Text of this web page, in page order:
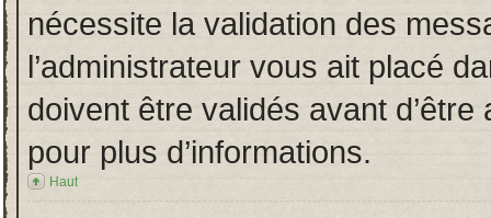
nécessite la validation des
l’administrateur vous ait placé
doivent être validés avant
pour plus d’informations.
Haut